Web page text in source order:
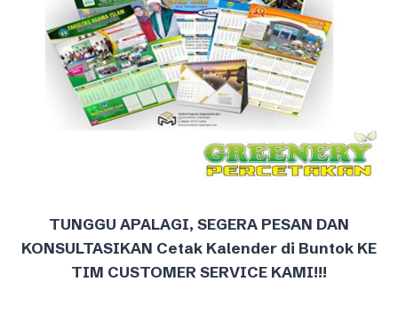
TUNGGU APALAGI, SEGERA PESAN DAN
KONSULTASIKAN Cetak Kalender di Buntok KE
TIM CUSTOMER SERVICE KAMI!!!